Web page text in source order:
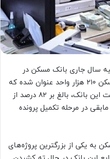
سال جاری بانک مسکن در
انعقاد قرارداد طرح نهضت ملی مسکن ۲۱۰ هزار واحد عنوان شده که
بنا به گفته علی عسکری ـ سرپرست این بانک، بالغ بر ۸۲ درصد از
در مرحله تکمیل پرونده
به یکی از بزرگترین پروژه‌های